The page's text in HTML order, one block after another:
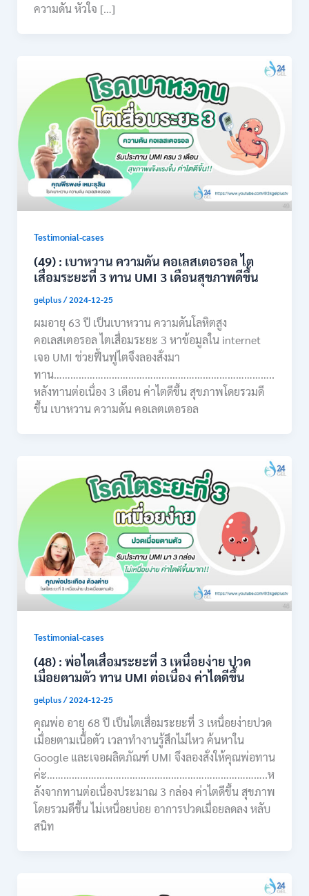
ความดัน หัวใจ […]
Testimonial-cases
(49) : เบาหวาน ความดัน คอเลสเตอรอล ไต
เสื่อมระยะที่ 3 ทาน UMI 3 เดือนสุขภาพดีขึ้น
gelplus/2024-12-25
ผมอายุ 63 ปี เป็นเบาหวาน ความดันโลหิตสูง
คอเลสเตอรอล ไตเสื่อมระยะ 3 หาข้อมูลใน internet
เจอ UMI ช่วยฟื้นฟูไตจึงลองสั่งมา
ทาน……………………………………………………………………..
หลังทานต่อเนื่อง 3 เดือน ค่าไตดีขึ้น สุขภาพโดยรวมดี
ขึ้น เบาหวาน ความดัน คอเลตเตอรอล
Testimonial-cases
(48) : พ่อไตเสื่อมระยะที่ 3 เหนื่อยง่าย ปวด
เมื่อยตามตัว ทาน UMI ต่อเนื่อง ค่าไตดีขึ้น
gelplus/2024-12-25
คุณพ่อ อายุ 68 ปี เป็นไตเสื่อมระยะที่ 3 เหนื่อยง่ายปวด
เมื่อยตามเนื้อตัว เวลาทำงานรู้สึกไม่ไหว ค้นหาใน
Google และเจอผลิตภัณฑ์ UMI จึงลองสั่งให้คุณพ่อทาน
ค่ะ……………………………………………………………………..ห
ลังจากทานต่อเนื่องประมาณ 3 กล่อง ค่าไตดีขึ้น สุขภาพ
โดยรวมดีขึ้น ไม่เหนื่อยบ่อย อาการปวดเมื่อยลดลง หลับ
สนิท